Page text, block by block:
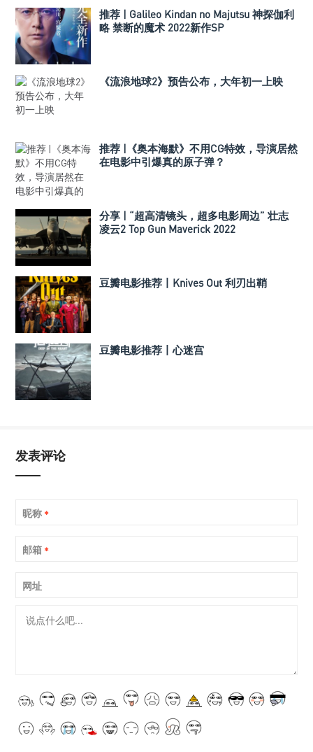
推荐 | Galileo Kindan no Majutsu 神探伽利
略 禁断的魔术 2022新作SP
《流浪地球2》预告公布，大年初一上映
推荐 |《奥本海默》不用CG特效，导演居然
在电影中引爆真的原子弹？
分享 | “超高清镜头，超多电影周边” 壮志
凌云2 Top Gun Maverick 2022
豆瓣电影推荐丨Knives Out 利刃出鞘
豆瓣电影推荐丨心迷宫
发表评论
昵称 *
邮箱 *
网址